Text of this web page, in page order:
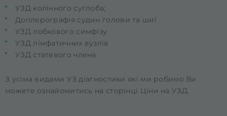
УЗД колінного суглоба;
Доплерографія судин голови та шиї
УЗД лобкового симфізу
УЗД лімфатичних вузлів
УЗД статевого члена
З усіма видами УЗ діагностики які ми робимо Ви
можете ознайомитись на сторінці Ціни на УЗД.